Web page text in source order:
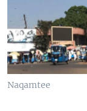
Naqamtee